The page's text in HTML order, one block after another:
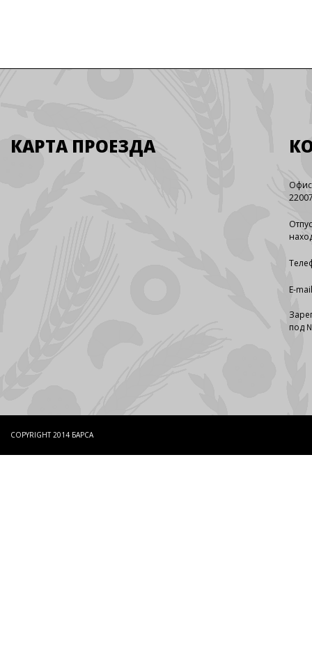
КАРТА ПРОЕЗДА
E-
под
COPYRIGHT 2014 БАРСА